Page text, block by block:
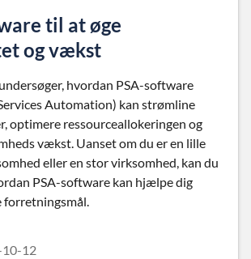
til at øge
og vækst
hvordan PSA-software
Automation) kan strømline
optimere ressourceallokeringen og
vækst. Uanset om du er en lille
eller en stor virksomhed, kan du
PSA-software kan hjælpe dig
forretningsmål.
12